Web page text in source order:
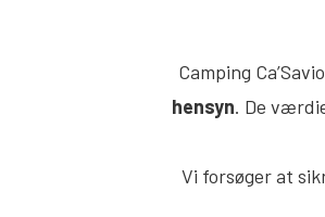
Camping
hensyn. De
Vi forsøger at